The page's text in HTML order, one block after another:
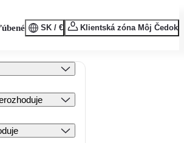
SK / € Klientská zóna Môj Čedok